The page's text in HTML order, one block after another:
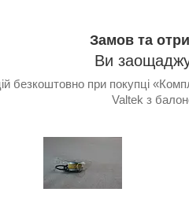
Замов та
Ви
безкоштовно при покупці
Valtek з